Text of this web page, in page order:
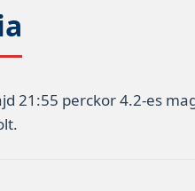
21:55 perckor 4.2-es